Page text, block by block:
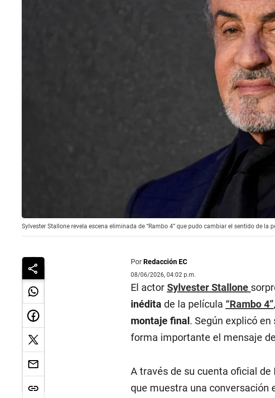
Sylvester Stallone revela escena eliminada de “Rambo 4” que pudo cambiar el sentido de la
PorRedacción EC
08/06/2026, 04:02 p.m.
El actor Sylvester Stallone
inédita de la película “Rambo 4”
montaje final. Según explicó
forma importante el mensaje
A través de su cuenta oficial
que muestra una conversación